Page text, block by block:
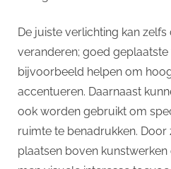
De juiste verlichting kan
veranderen; goed
bijvoorbeeld helpen om
accentueren. Daarnaast
ook worden gebruikt om
ruimte te benadrukken. Door
plaatsen boven